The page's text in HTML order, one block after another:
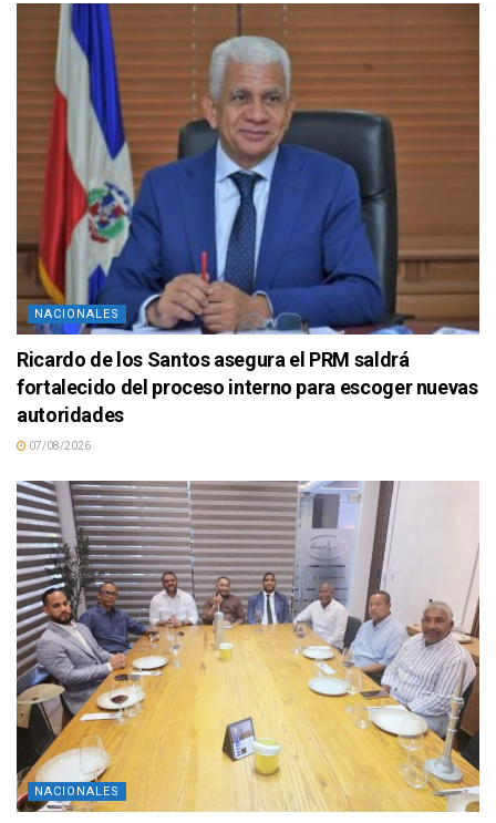
NACIONALES
Ricardo de los Santos asegura el PRM saldrá
fortalecido del proceso interno para escoger nuevas
autoridades
07/08/2026
NACIONALES